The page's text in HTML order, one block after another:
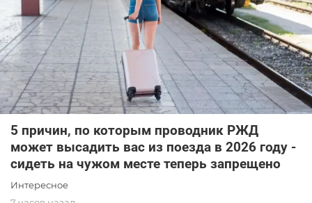
5 причин, по которым проводник РЖД
может высадить вас из поезда в 2026 году -
сидеть на чужом месте теперь запрещено
Интересное